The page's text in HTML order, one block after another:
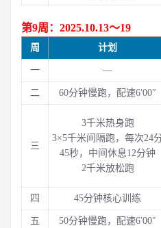
第9周：2025.10.13～19
周 计划
一 —
二 60分钟慢跑，配速6′00″
三
3千米热身跑
3×5千米间隔跑，每次24
45秒，中间休息12分钟
2千米放松跑
四 45分钟核心训练
五 50分钟慢跑，配速6′00″